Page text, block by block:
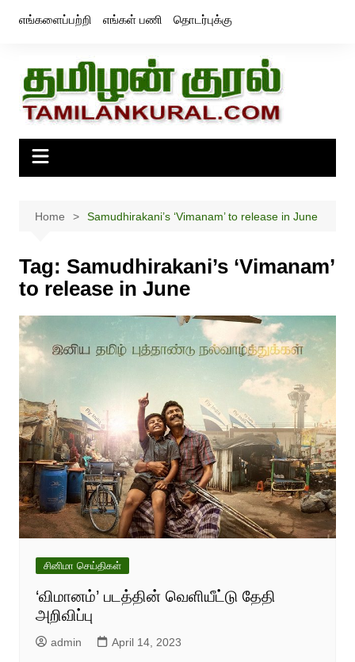
எங்களைப்பற்றி எங்கள் பணி தொடர்புக்கு
Home Samudhirakani’s ‘Vimanam’ to release in June
Tag: Samudhirakani’s ‘Vimanam’
to release in June
சினிமா செய்திகள்
‘விமானம்’ படத்தின் வெளியீட்டு தேதி
அறிவிப்பு
admin April 14, 2023